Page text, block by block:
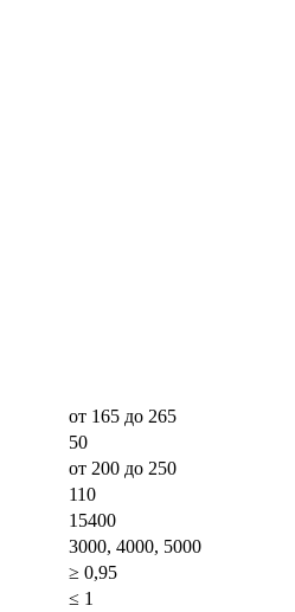
от 165 до 265
50
от 200 до 250
110
15400
3000, 4000, 5000
≥ 0,95
≤ 1